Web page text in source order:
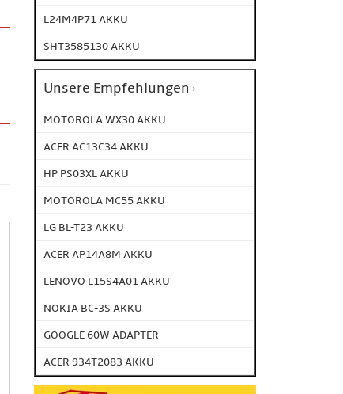
L24M4P71 AKKU
SHT3585130 AKKU
Unsere Empfehlungen
MOTOROLA WX30 AKKU
ACER AC13C34 AKKU
HP PS03XL AKKU
MOTOROLA MC55 AKKU
LG BL-T23 AKKU
ACER AP14A8M AKKU
LENOVO L15S4A01 AKKU
NOKIA BC-3S AKKU
GOOGLE 60W ADAPTER
ACER 934T2083 AKKU